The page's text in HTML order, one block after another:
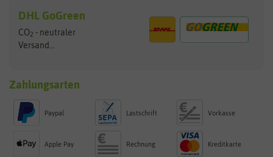
DHL GoGreen
CO2 - neutraler
Versand...
Zahlungsarten
Paypal Lastschrift Vorkasse
Apple Pay Rechnung Kreditkarte